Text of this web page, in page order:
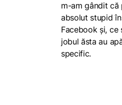
m-am gândit că
absolut stupid
Facebook și,
jobul ăsta au
specific.